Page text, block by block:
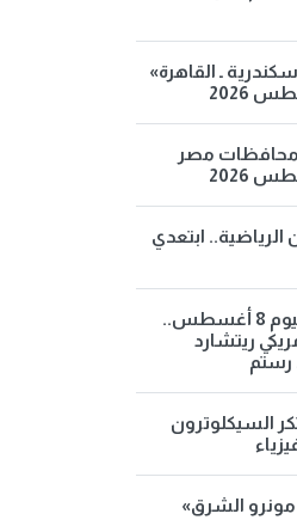
ـ القاهرة»
محافظات مصر
الرياضية.. ابتعدي
حدث في مثل هذا اليوم 8 أغسطس..
ريتشارد
رستم
السيكلوترون
الشرق»